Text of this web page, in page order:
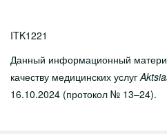
ITK1221
Данный информационный
качеству медицинских услуг
16.10.2024 (протокол № 13–24).